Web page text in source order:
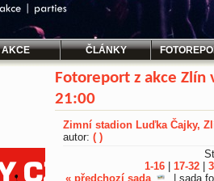
AKCE ČLÁNKY
Fotoreport z akce Zlín
21:00
Zimní stadion Luďka Čajky,
autor: ( )
1-16
17-32
« předchozí sada
| sada